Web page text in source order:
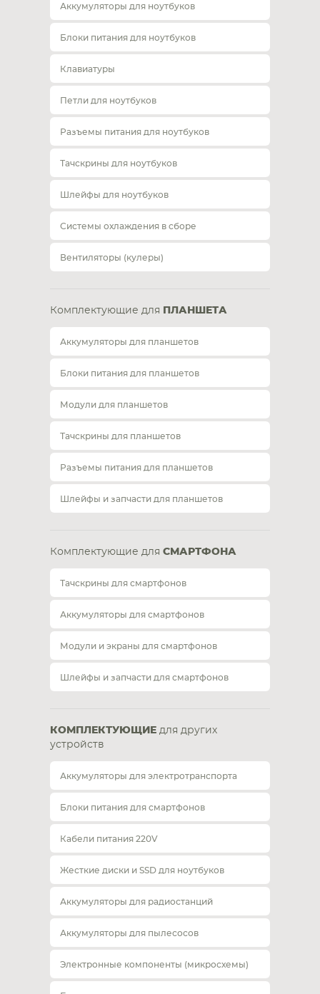
Аккумуляторы для ноутбуков
Блоки питания для ноутбуков
Клавиатуры
Петли для ноутбуков
Разъемы питания для ноутбуков
Тачскрины для ноутбуков
Шлейфы для ноутбуков
Системы охлаждения в сборе
Вентиляторы (кулеры)
Комплектующие для ПЛАНШЕТА
Аккумуляторы для планшетов
Блоки питания для планшетов
Модули для планшетов
Тачскрины для планшетов
Разъемы питания для планшетов
Шлейфы и запчасти для планшетов
Комплектующие для СМАРТФОНА
Тачскрины для смартфонов
Аккумуляторы для смартфонов
Модули и экраны для смартфонов
Шлейфы и запчасти для смартфонов
КОМПЛЕКТУЮЩИЕ для других
устройств
Аккумуляторы для электротранспорта
Блоки питания для смартфонов
Кабели питания 220V
Жесткие диски и SSD для ноутбуков
Аккумуляторы для радиостанций
Аккумуляторы для пылесосов
Электронные компоненты (микросхемы)